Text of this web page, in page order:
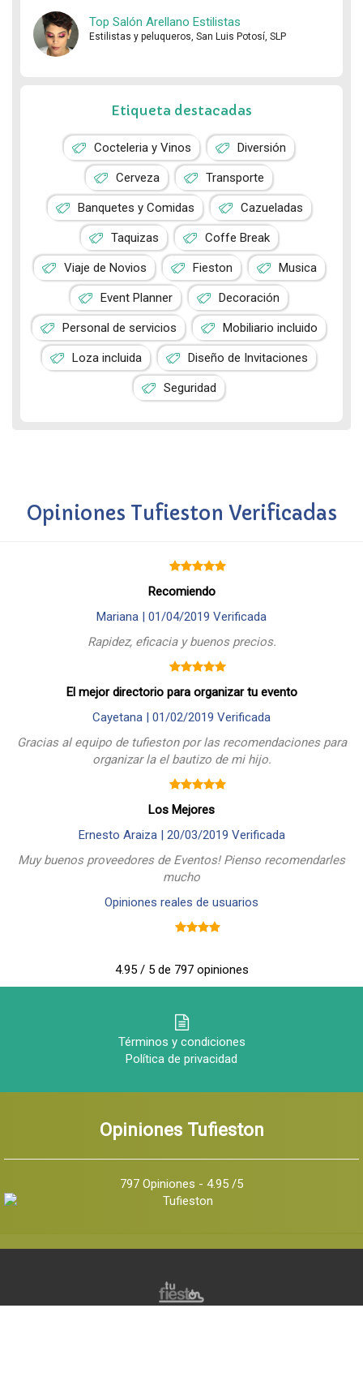
Top Salón Arellano Estilistas
Estilistas y peluqueros, San Luis Potosí, SLP
Etiqueta destacadas
Cocteleria y Vinos Diversión
Cerveza Transporte
Banquetes y Comidas Cazueladas
Taquizas Coffe Break
Viaje de Novios Fieston Musica
Event Planner Decoración
Personal de servicios Mobiliario incluido
Loza incluida Diseño de Invitaciones
Seguridad
Opiniones Tufieston Verificadas
Recomiendo
Mariana | 01/04/2019 Verificada
Rapidez, eficacia y buenos precios.
El mejor directorio para organizar tu evento
Cayetana | 01/02/2019 Verificada
Gracias al equipo de tufieston por las recomendaciones para
organizar la el bautizo de mi hijo.
Los Mejores
Ernesto Araiza | 20/03/2019 Verificada
Muy buenos proveedores de Eventos! Pienso recomendarles
mucho
Opiniones reales de usuarios
4.95 / 5 de 797 opiniones
Términos y condiciones
Política de privacidad
Opiniones Tufieston
797 Opiniones - 4.95 /5